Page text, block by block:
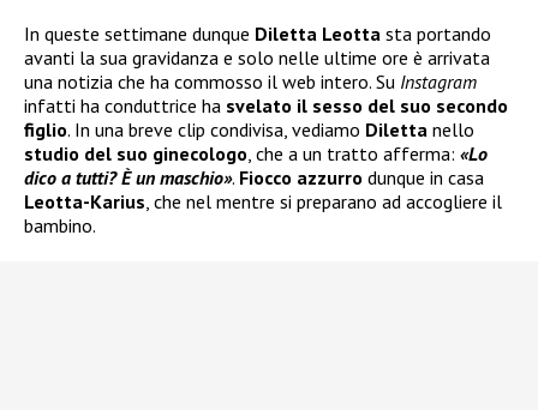
In queste settimane dunque Diletta Leotta sta portando
avanti la sua gravidanza e solo nelle ultime ore è arrivata
una notizia che ha commosso il web intero. Su Instagram
infatti ha conduttrice ha svelato il sesso del suo secondo
figlio. In una breve clip condivisa, vediamo Diletta nello
studio del suo ginecologo, che a un tratto afferma: «Lo
dico a tutti? È un maschio». Fiocco azzurro dunque in casa
Leotta-Karius, che nel mentre si preparano ad accogliere il
bambino.